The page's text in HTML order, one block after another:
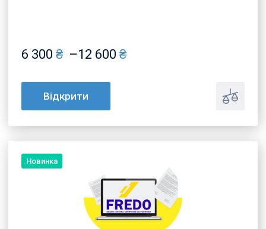
6 300 ₴ –12 600 ₴
Price
300 ₴
through
12
600 ₴
Відкрити
Новинка